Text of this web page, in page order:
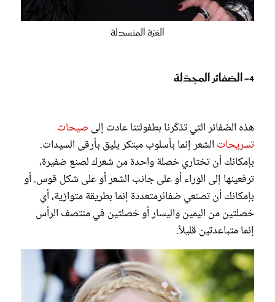
الغرّة المنسدلة
4- الضفائر المجدّلة
هذه الضفائر التي تذكّرنا بطفولتنا عادت إلى صيحات
تسريحات الشعر إنما بأسلوب مبتكر يليق بأرقى السيدات.
بإمكانك أن تختاري خصلة واحدة من شعرك لصنع ضفيرة،
ترفعينها إلى الوراء أو على جانب الشعر أو على شكل قوس. أو
بإمكانك أن تصنعي ضفائرمتعددة إنما بطريقة متوازية، أي
خصلتين من اليمين واليسار أو خصلتين في منتصف الرأس
إنما متباعدتين قليلاً.